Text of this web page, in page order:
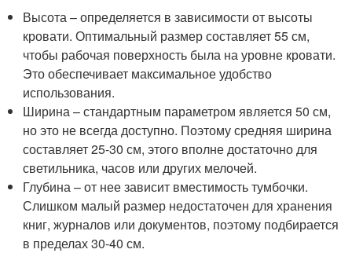
Высота – определяется в зависимости от высоты
кровати. Оптимальный размер составляет 55 см,
чтобы рабочая поверхность была на уровне кровати.
Это обеспечивает максимальное удобство
использования.
Ширина – стандартным параметром является 50 см,
но это не всегда доступно. Поэтому средняя ширина
составляет 25-30 см, этого вполне достаточно для
светильника, часов или других мелочей.
Глубина – от нее зависит вместимость тумбочки.
Слишком малый размер недостаточен для хранения
книг, журналов или документов, поэтому подбирается
в пределах 30-40 см.